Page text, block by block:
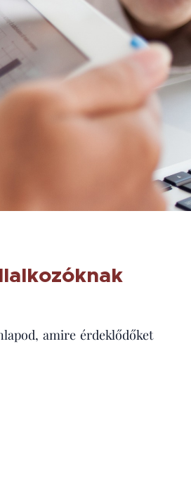
amire érdeklődőket